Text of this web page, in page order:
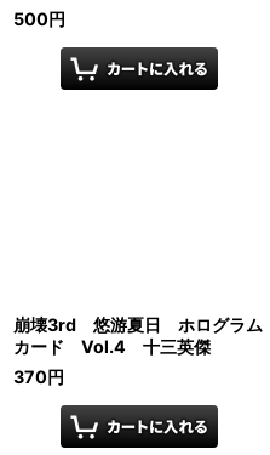
500円
崩壊3rd 悠游夏日 ホログラム
カード Vol.4 十三英傑
370円